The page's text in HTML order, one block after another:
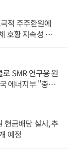
적 주주환원에
호황 지속성 의
SMR 연구용 원
에너지부 "중요
현금배당 실시, 추
예정